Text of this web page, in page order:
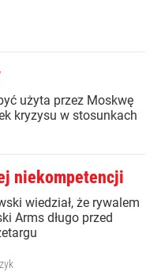
użyta przez Moskwę
kryzysu w stosunkach
niekompetencji
wiedział, że rywalem
Arms długo przed